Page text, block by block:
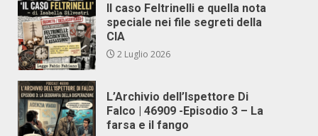
Il caso Feltrinelli e quella nota
speciale nei file segreti della
CIA
2 Luglio 2026
L’Archivio dell’Ispettore Di
Falco | 46909 -Episodio 3 – La
farsa e il fango